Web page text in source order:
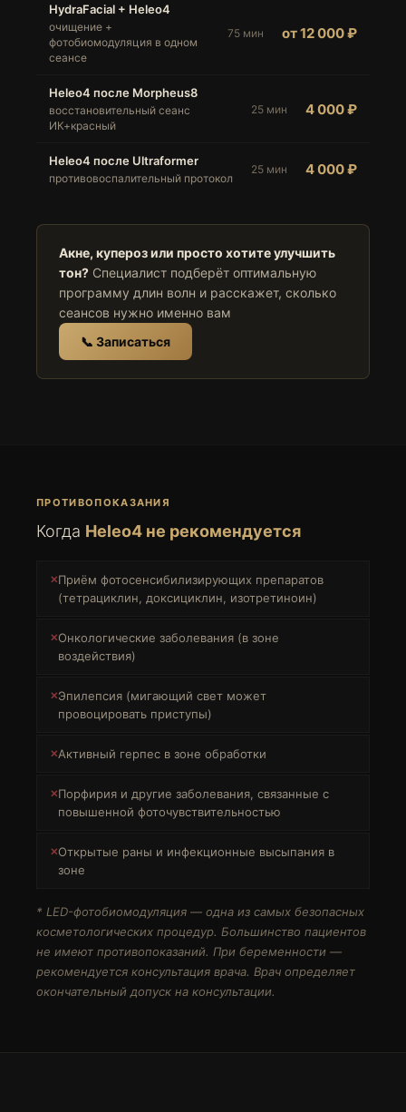
HydraFacial + Heleo4
очищение +
фотобиомодуляция в одном
сеансе
75 мин от 12 000 ₽
Heleo4 после Morpheus8
восстановительный сеанс
ИК+красный
25 мин 4 000 ₽
Heleo4 после Ultraformer
противовоспалительный протокол
25 мин 4 000 ₽
Акне, купероз или просто хотите улучшить
тон? Специалист подберёт оптимальную
программу длин волн и расскажет, сколько
сеансов нужно именно вам
📞 Записаться
ПРОТИВОПОКАЗАНИЯ
Когда Heleo4 не рекомендуется
Приём фотосенсибилизирующих препаратов
(тетрациклин, доксициклин, изотретиноин)
Онкологические заболевания (в зоне
воздействия)
Эпилепсия (мигающий свет может
провоцировать приступы)
Активный герпес в зоне обработки
Порфирия и другие заболевания, связанные с
повышенной фоточувствительностью
Открытые раны и инфекционные высыпания в
зоне
* LED-фотобиомодуляция — одна из самых безопасных
косметологических процедур. Большинство пациентов
не имеют противопоказаний. При беременности —
рекомендуется консультация врача. Врач определяет
окончательный допуск на консультации.